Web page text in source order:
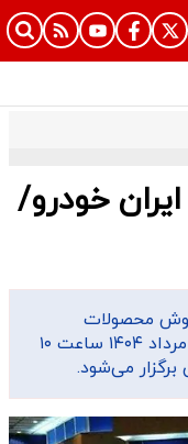
خودرو/
محصولات
ایران‌خودرو، روز چهارشنبه ۱۵ مرداد ۱۴۰۴ ساعت ۱۰
برگزار می‌شود.